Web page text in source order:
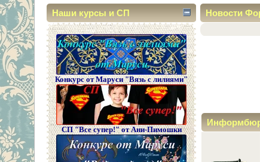
Наши курсы и СП
Конкурс от Маруси "Вязь с лилиями"
СП "Все супер!" от Ани-Пимошки
Новости